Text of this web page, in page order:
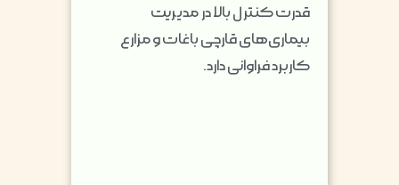
قدرت کنترل بالا در مدیریت
بیماری‌های قارچی باغات و مزارع
کاربرد فراوانی دارد.